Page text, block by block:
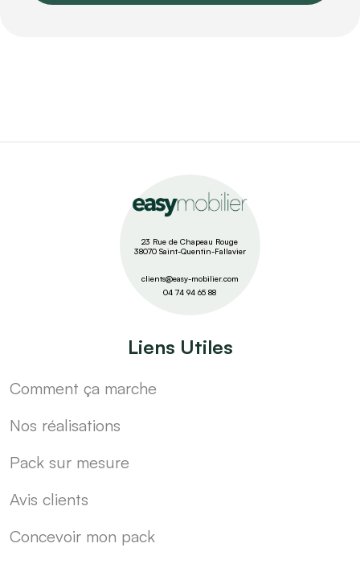
23 Rue de Chapeau Rouge
38070 Saint-Quentin-Fallavier
clients@easy-mobilier.com
04 74 94 65 88
Liens Utiles
Comment ça marche
Nos réalisations
Pack sur mesure
Avis clients
Concevoir mon pack